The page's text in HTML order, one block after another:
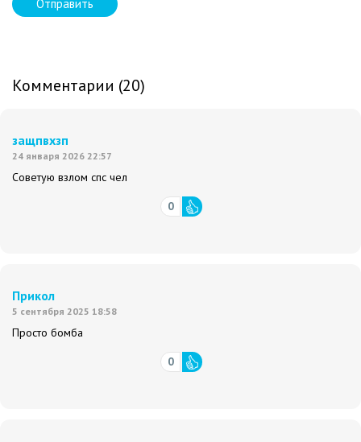
Отправить
Комментарии (20)
защпвхзп
24 января 2026 22:57
Советую взлом спс чел
0
Прикол
5 сентября 2025 18:58
Просто бомба
0